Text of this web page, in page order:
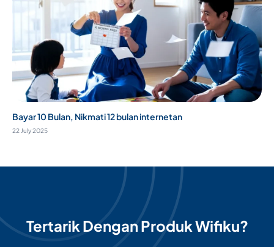
Bayar 10 Bulan, Nikmati 12 bulan internetan
22 July 2025
Tertarik Dengan Produk Wifiku?